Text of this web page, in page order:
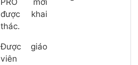
được khai
thác.
Được giáo
viên